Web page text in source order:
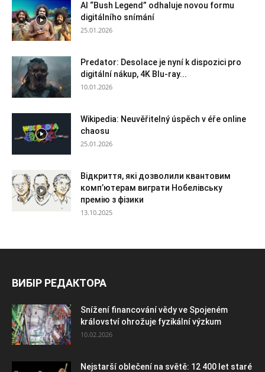
AI “Bush Legend” odhaluje novou formu
digitálního snímání
25.01.2026
Predator: Desolace je nyní k dispozici pro
digitální nákup, 4K Blu-ray...
10.01.2026
Wikipedia: Neuvěřitelný úspěch v éře online
chaosu
25.01.2026
Відкриття, які дозволили квантовим
комп’ютерам виграти Нобелівську
премію з фізики
13.10.2025
ВИБІР РЕДАКТОРА
Snížení financování vědy ve Spojeném
království ohrožuje fyzikální výzkum
10.02.2026
Nejstarší oblečení na světě: 12 400 let staré